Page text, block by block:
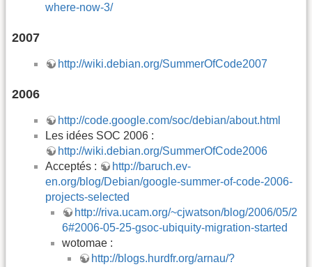
where-now-3/
2007
http://wiki.debian.org/SummerOfCode2007
2006
http://code.google.com/soc/debian/about.html
Les idées SOC 2006 :
http://wiki.debian.org/SummerOfCode2006
Acceptés :
http://baruch.ev-
en.org/blog/Debian/google-summer-of-code-2006-
projects-selected
http://riva.ucam.org/~cjwatson/blog/2006/05/2
6#2006-05-25-gsoc-ubiquity-migration-started
wotomae :
http://blogs.hurdfr.org/arnau/?